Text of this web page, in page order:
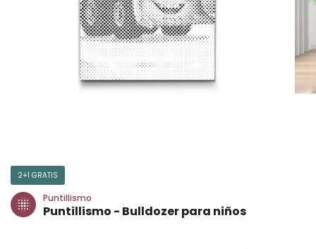
2+1 GRATIS
Puntillismo
Puntillismo - Bulldozer para niños